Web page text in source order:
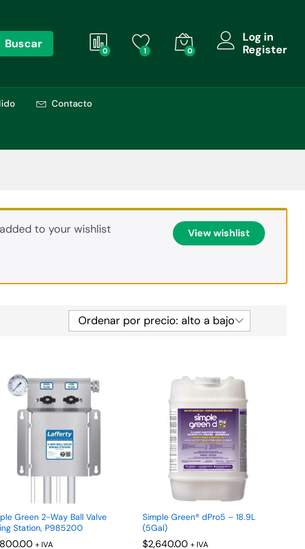
Buscar 0 1 0
Log in
Register
Contacto
View wishlist
to your wishlist
Ordenar por precio: alto a bajo
Green 2-Way Ball Valve
Station, P985200
+ IVA
Simple Green® dPro5 – 18.9L
(5Gal)
$2,640.00 + IVA
$2,640.00